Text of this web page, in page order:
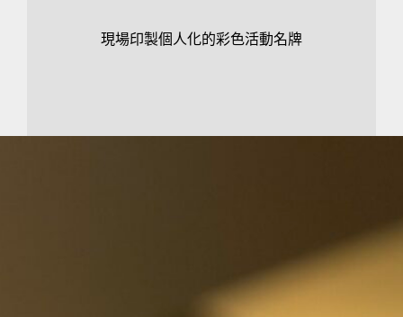
現場印製個人化的彩色活動名牌